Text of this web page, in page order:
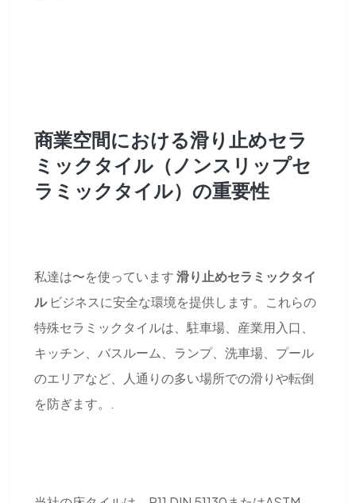
商業空間における滑り止めセラ
ミックタイル（ノンスリップセ
ラミックタイル）の重要性
私達は〜を使っています滑り止めセラミックタイ
ルビジネスに安全な環境を提供します。これらの
特殊セラミックタイルは、駐車場、産業用入口、
キッチン、バスルーム、ランプ、洗車場、プール
のエリアなど、人通りの多い場所での滑りや転倒
を防ぎます。.